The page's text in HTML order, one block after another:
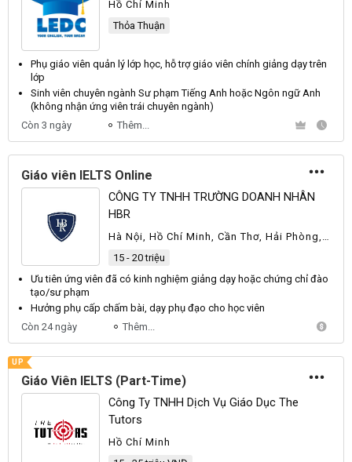
Hồ Chí Minh
Thỏa Thuận
Phụ giáo viên quản lý lớp học, hỗ trợgiáo viên chính giảng dạytrên
lớp
Sinh viên chuyên ngành Sư phạm Tiếng Anh hoặc Ngôn ngữ Anh
(không nhận ứng viên trái chuyên ngành)
Còn 3 ngày
Thêm...
Giáo viên IELTS Online
CÔNG TY TNHH TRƯỜNG DOANH NHÂN
HBR
Hà Nội, Hồ Chí Minh, Cần Thơ, Hải Phòng,
Ngoài, Khác
15 - 20 triệu
Ưu tiên ứng viên đã có kinh nghiệm giảng dạy hoặc chứng chỉ đào
tạo/sư phạm
Hưởng phụ cấp chấm bài, dạy phụ đạo cho học viên
Còn 24 ngày
Thêm...
UP
Giáo Viên IELTS (Part-Time)
Công Ty TNHH Dịch Vụ Giáo Dục The
Tutors
Hồ Chí Minh